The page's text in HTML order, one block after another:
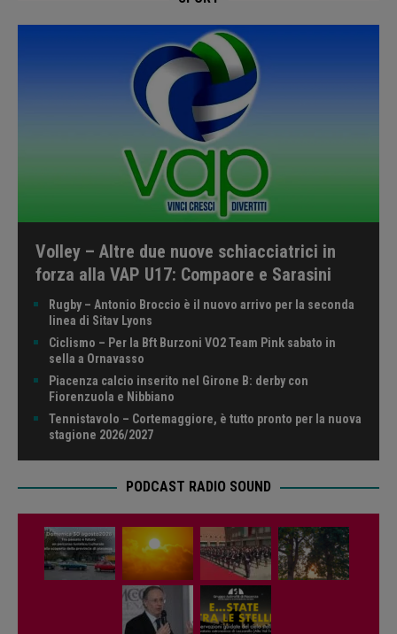
Volley – Altre due nuove schiacciatrici in
forza alla VAP U17: Compaore e Sarasini
Rugby – Antonio Broccio è il nuovo arrivo per la seconda
linea di Sitav Lyons
Ciclismo – Per la Bft Burzoni VO2 Team Pink sabato in
sella a Ornavasso
Piacenza calcio inserito nel Girone B: derby con
Fiorenzuola e Nibbiano
Tennistavolo – Cortemaggiore, è tutto pronto per la nuova
stagione 2026/2027
PODCAST RADIO SOUND